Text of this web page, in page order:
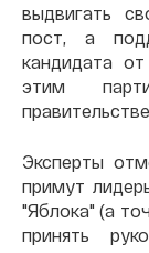
выдвигать
пост, а
кандидата
этим
правительстве.
Эксперты
примут
"Яблока" (а
принять